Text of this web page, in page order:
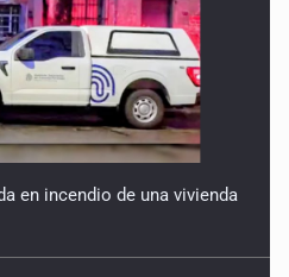
en incendio de una vivienda